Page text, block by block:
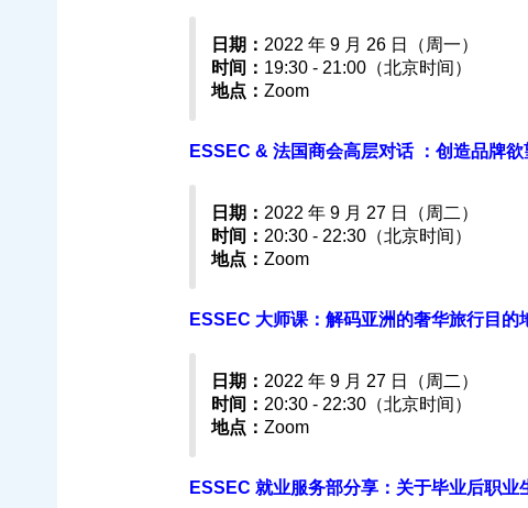
日期： 2022 年 9 月 26 日（周一）
时间： 19:30 - 21:00（北京时间）
地点： Zoom
ESSEC & 法国商会高层对话 ：创造品牌
日期： 2022 年 9 月 27 日（周二）
时间： 20:30 - 22:30（北京时间）
地点： Zoom
ESSEC 大师课：解码亚洲的奢华旅行目的
日期： 2022 年 9 月 27 日（周二）
时间： 20:30 - 22:30（北京时间）
地点： Zoom
ESSEC 就业服务部分享：关于毕业后职业